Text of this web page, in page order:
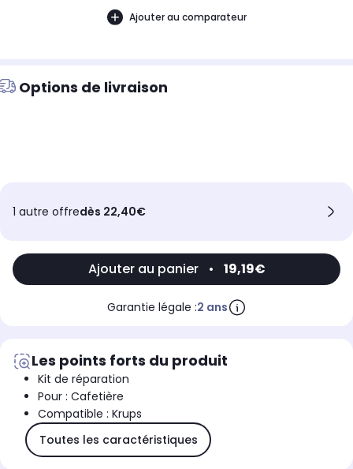
Ajouter au comparateur
Options de livraison
1 autre offredès 22,40€
Ajouter au panier • 19,19€
Garantie légale :2 ans
Les points forts du produit
Kit de réparation
Pour : Cafetière
Compatible : Krups
Toutes les caractéristiques